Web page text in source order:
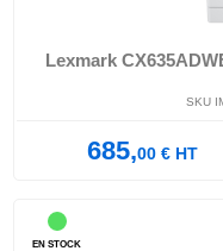
Lexmark
SKU
685,00€HT
EN STOCK